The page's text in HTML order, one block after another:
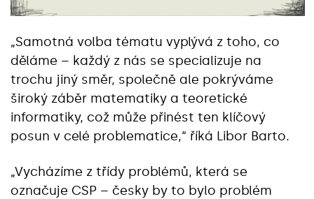
„Samotná volba tématu vyplývá z toho, co
děláme – každý z nás se specializuje na
trochu jiný směr, společně ale pokrýváme
široký záběr matematiky a teoretické
informatiky, což může přinést ten klíčový
posun v celé problematice,“ říká Libor Barto.
„Vycházíme z třídy problémů, která se
označuje CSP – česky by to bylo problém